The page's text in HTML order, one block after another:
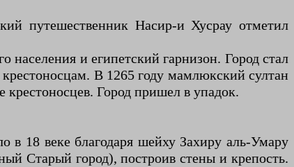
путешественник Насир-и Хусрау отметил
и египетский гарнизон. Город стал
В 1265 году мамлюкский султан
Город пришел в упадок.
в 18 веке благодаря шейху Захиру аль-Умару
Старый город), построив стены и крепость.